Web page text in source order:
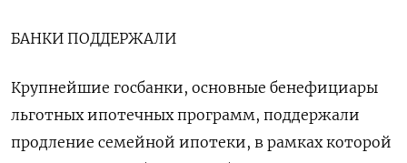
БАНКИ ПОДДЕРЖАЛИ
Крупнейшие госбанки, основные бенефициары
льготных ипотечных программ, поддержали
продление семейной ипотеки, в рамках которой